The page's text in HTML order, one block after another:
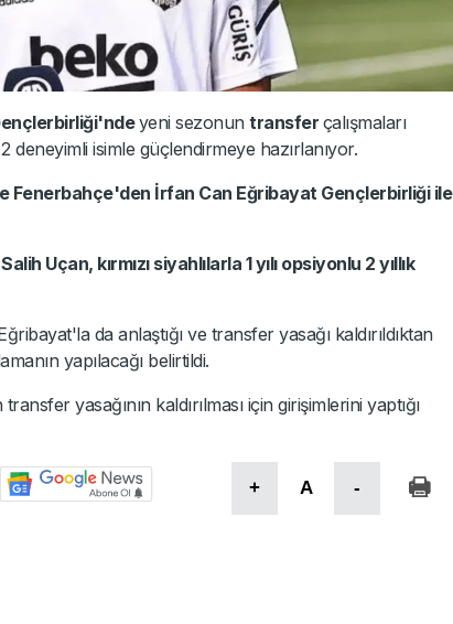
yeni sezonun transfer çalışmaları
isimle güçlendirmeye hazırlanıyor.
Fenerbahçe'den İrfan Can Eğribayat Gençlerbirliği ile
Salih Uçan, kırmızı siyahlılarla 1 yılı opsiyonlu 2 yıllık
da anlaştığı ve transfer yasağı kaldırıldıktan
yapılacağı belirtildi.
yasağının kaldırılması için girişimlerini yaptığı
+ A -